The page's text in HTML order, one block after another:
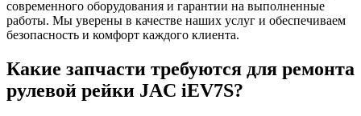
современного оборудования и гарантии на выполненные
работы. Мы уверены в качестве наших услуг и обеспечиваем
безопасность и комфорт каждого клиента.
Какие запчасти требуются для ремонта
рулевой рейки JAC iEV7S?